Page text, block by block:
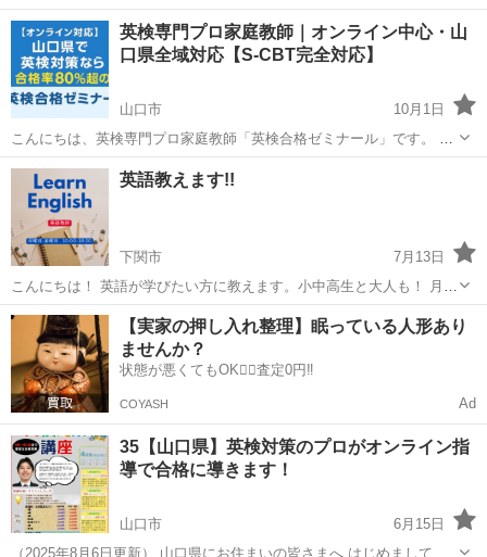
授業ので、 時間は自由に選択出来ます 学生さんの教材提供すれば、教
える事も出来ます https://brightlearners.vercel.app ...
山口 山口市 山口駅 英会話 オンライン
英検専門プロ家庭教師｜オンライン中心・山
口県全域対応【S-CBT完全対応】
山口市
10月1日
こんにちは、英検専門プロ家庭教師「英検合格ゼミナール」です。 完
全オンライン授業中心で全国からご利用いただけますが、特に**山口
県（山口市・下関市・宇部市・岩国市・周南市・防府市・萩市・光
市・長門市・柳井市・美祢市・山陽小...
山口 山口市 英検 1級
英語教えます!!
下関市
7月13日
こんにちは！ 英語が学びたい方に教えます。小中高生と大人も！ 月曜
日ー金曜日 １０:００−１６:３０ 一時間 ２０００円 基礎英語や簡
単な英会話教えます。 ネイティブの英語を話せます。 ア...
山口 下関市 英会話 ネイティブ
【実家の押し入れ整理】眠っている人形あり
ませんか？
状態が悪くてもOK🙆‍♀️査定0円‼️
COYASH Ad
35【山口県】英検対策のプロがオンライン指
導で合格に導きます！
山口市
6月15日
（2025年8月6日更新） 山口県にお住まいの皆さまへ はじめまして、